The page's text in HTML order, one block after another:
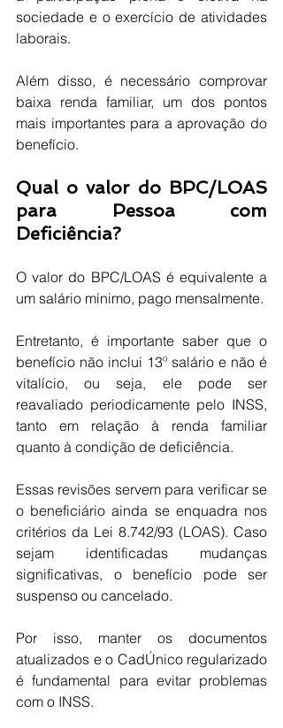
sociedade e o exercício de atividades
laborais.
Além disso, é necessário comprovar
baixa renda familiar, um dos pontos
mais importantes para a aprovação do
benefício.
Qual o valor do BPC/LOAS
para Pessoa com
Deficiência?
O valor do BPC/LOAS é equivalente a
um salário mínimo, pago mensalmente.
Entretanto, é importante saber que o
benefício não inclui 13º salário e não é
vitalício, ou seja, ele pode ser
reavaliado periodicamente pelo INSS,
tanto em relação à renda familiar
quanto à condição de deficiência.
Essas revisões servem para verificar se
o beneficiário ainda se enquadra nos
critérios da Lei 8.742/93 (LOAS). Caso
sejam identificadas mudanças
significativas, o benefício pode ser
suspenso ou cancelado.
Por isso, manter os documentos
atualizados e o CadÚnico regularizado
é fundamental para evitar problemas
com o INSS.